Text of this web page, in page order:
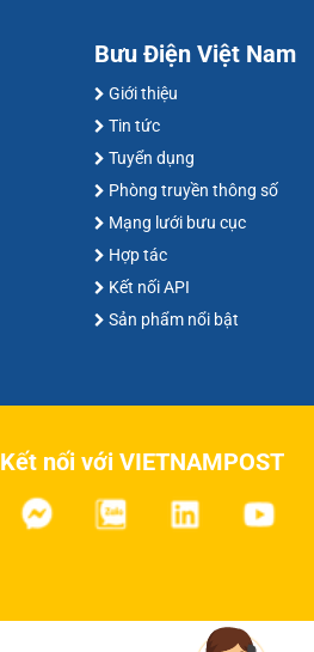
Bưu Điện Việt Nam
Giới thiệu
Tin tức
Tuyển dụng
Phòng truyền thông số
Mạng lưới bưu cục
Hợp tác
Kết nối API
Sản phẩm nổi bật
Kết nối với VIETNAMPOST